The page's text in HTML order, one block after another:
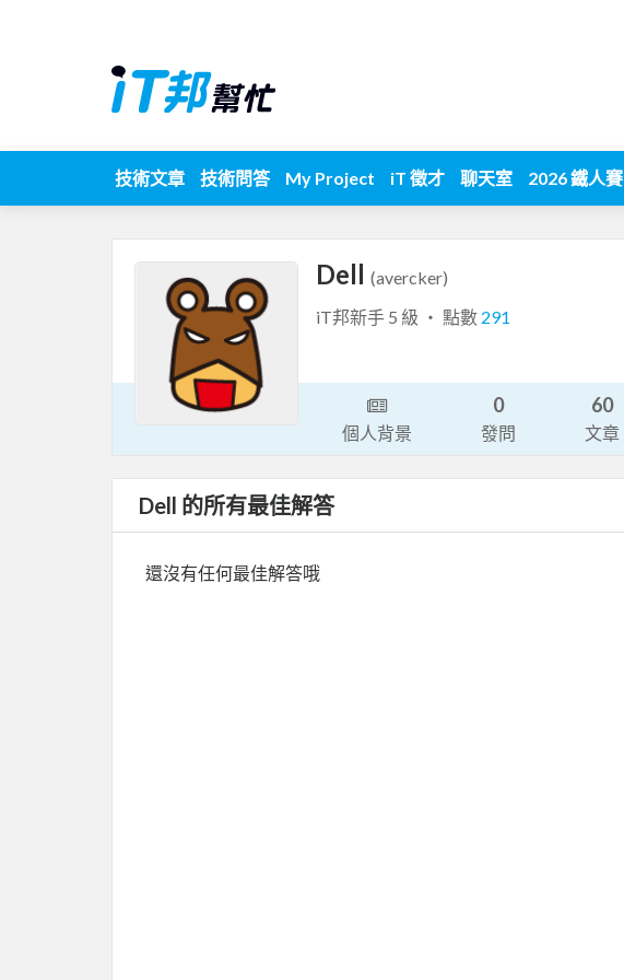
技術文章 技術問答 My Project iT 徵才 聊天室 2026 鐵人賽
Dell (avercker)
iT邦新手 5 級 ‧ 點數 291
個人背景
0
發問
60
文章
Dell 的所有最佳解答
還沒有任何最佳解答哦